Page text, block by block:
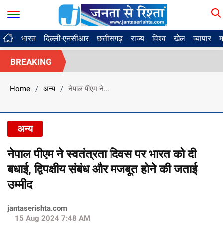
भारत दिल्ली-एनसीआर छत्तीसगढ़ राज्य विश्व खेल व्यापार
BREAKING
Home / अन्य / नेपाल पीएम ने...
अन्य
नेपाल पीएम ने स्वतंत्रता दिवस पर भारत को दी
बधाई, द्विपक्षीय संबंध और मजबूत होने की जताई
उम्मीद
jantaserishta.com
15 Aug 2024 7:48 AM